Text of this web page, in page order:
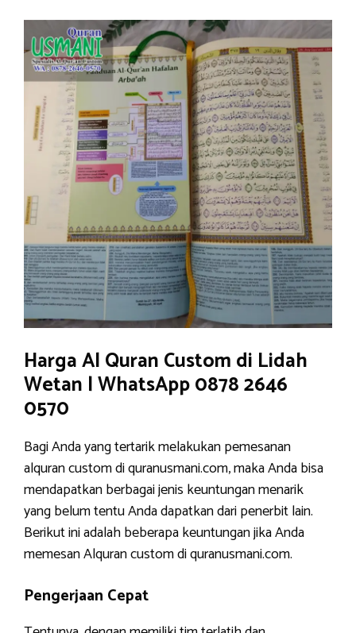
Harga Al Quran Custom di Lidah
Wetan | WhatsApp 0878 2646
0570
Bagi Anda yang tertarik melakukan pemesanan
alquran custom di quranusmani.com, maka Anda bisa
mendapatkan berbagai jenis keuntungan menarik
yang belum tentu Anda dapatkan dari penerbit lain.
Berikut ini adalah beberapa keuntungan jika Anda
memesan Alquran custom di quranusmani.com.
Pengerjaan Cepat